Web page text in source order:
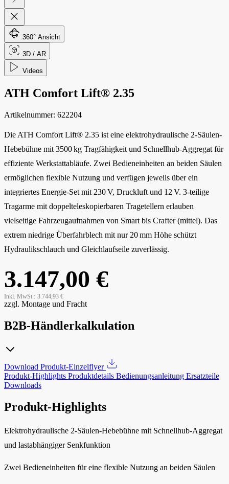
360° Ansicht
3D / AR
Videos
ATH Comfort Lift® 2.35
Artikelnummer: 622204
Die ATH Comfort Lift® 2.35 ist eine elektrohydraulische 2-Säulen-
Hebebühne mit 3500 kg Tragfähigkeit und Schnellhub-Aggregat für
effiziente Werkstattabläufe. Zwei Bedieneinheiten an beiden Säulen
ermöglichen flexible Nutzung und verfügen jeweils über ein
integriertes Energie-Set mit 230 V, Druckluft und 12 V. 3-teilige
Tragarme mit doppelteleskopierbaren Tragetellern erlauben
vielseitige Fahrzeugaufnahmen von Smart bis Crafter (mittel). Das
extrem niedrige Überfahrblech mit nur 20 mm Höhe schützt
Hydraulikschlauch und Gleichlaufseile zuverlässig.
3.147,00 €
Inkl. MwSt.: 3.744,93 €
zzgl. Montage und Fracht
B2B-Händlerkalkulation
Download Produkt-Einzelflyer
Produkt-Highlights Produktdetails Bedienungsanleitung Ersatzteile
Downloads
Produkt-Highlights
Elektrohydraulische 2-Säulen-Hebebühne mit Schnellhub-Aggregat
und lastabhängiger Senkfunktion
Zwei Bedieneinheiten für eine flexible Nutzung an beiden Säulen